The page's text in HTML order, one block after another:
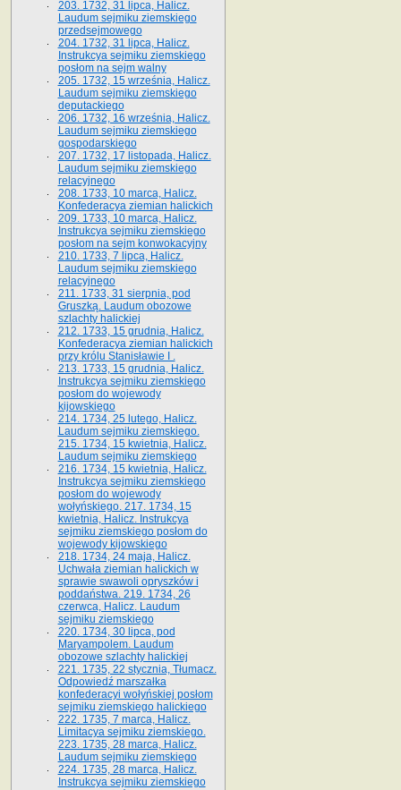
203. 1732, 31 lipca, Halicz.
Laudum sejmiku ziemskiego
przedsejmowego
204. 1732, 31 lipca, Halicz.
Instrukcya sejmiku ziemskiego
posłom na sejm walny
205. 1732, 15 września, Halicz.
Laudum sejmiku ziemskiego
deputackiego
206. 1732, 16 września, Halicz.
Laudum sejmiku ziemskiego
gospodarskiego
207. 1732, 17 listopada, Halicz.
Laudum sejmiku ziemskiego
relacyjnego
208. 1733, 10 marca, Halicz.
Konfederacya ziemian halickich­
209. 1733, 10 marca, Halicz.
Instrukcya sejmiku ziemskiego
posłom na sejm konwokacyjny
210. 1733, 7 lipca, Halicz.
Laudum sejmiku ziemskiego
relacyjnego
211. 1733, 31 sierpnia, pod
Gruszką. Laudum obozowe
szlachty halickiej
212. 1733, 15 grudnia, Halicz.
Konfederacya ziemian halickich
przy królu Stanisławie I .
213. 1733, 15 grudnia, Halicz.
Instrukcya sejmiku ziemskiego
posłom do wojewody
kijowskiego
214. 1734, 25 lutego, Halicz.
Laudum sejmiku ziemskiego.
215. 1734, 15 kwietnia, Halicz.
Laudum sejmiku ziemskiego
216. 1734, 15 kwietnia, Halicz.
Instrukcya sejmiku ziemskiego
posłom do wojewody
wołyńskiego. 217. 1734, 15
kwietnia, Halicz. Instrukcya
sejmiku ziemskiego posłom do
wojewody kijowskiego
218. 1734, 24 maja, Halicz.
Uchwała ziemian halickich w
sprawie swawoli opryszków i
poddaństwa. 219. 1734, 26
czerwca, Halicz. Laudum
sejmiku ziemskiego
220. 1734, 30 lipca, pod
Maryampolem. Laudum
obozowe szlachty halickiej
221. 1735, 22 stycznia, Tłumacz.
Odpowiedź marszałka
konfederacyi wołyńskiej posłom
sejmiku ziemskiego halickiego
222. 1735, 7 marca, Halicz.
Limitacya sejmiku ziemskiego.
223. 1735, 28 marca, Halicz.
Laudum sejmiku ziemskiego
224. 1735, 28 marca, Halicz.
Instrukcya sejmiku ziemskiego